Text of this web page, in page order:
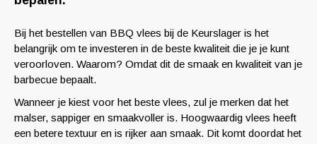
Bij het bestellen van BBQ vlees bij de Keurslager is het
belangrijk om te investeren in de beste kwaliteit die je je kunt
veroorloven. Waarom? Omdat dit de smaak en kwaliteit van je
barbecue bepaalt.
Wanneer je kiest voor het beste vlees, zul je merken dat het
malser, sappiger en smaakvoller is. Hoogwaardig vlees heeft
een betere textuur en is rijker aan smaak. Dit komt doordat het